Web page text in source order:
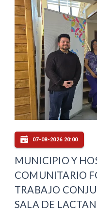
07-08-2026 20:00
MUNICIPIO Y
COMUNITARIO
TRABAJO
SALA DE